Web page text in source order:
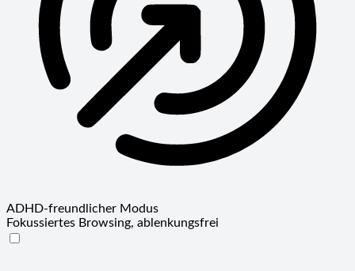
ADHD-freundlicher Modus
Fokussiertes Browsing, ablenkungsfrei